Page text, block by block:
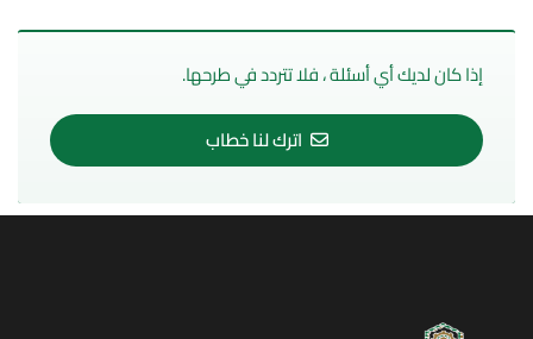
إذا كان لديك أي أسئلة ، فلا تتردد في طرحها.
اترك لنا خطاب